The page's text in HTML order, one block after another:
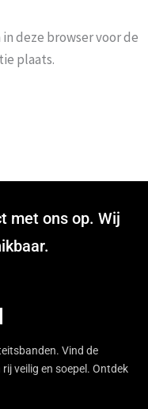
deze browser voor de
plaats.
met ons op. Wij
Vind de
veilig en soepel. Ontdek